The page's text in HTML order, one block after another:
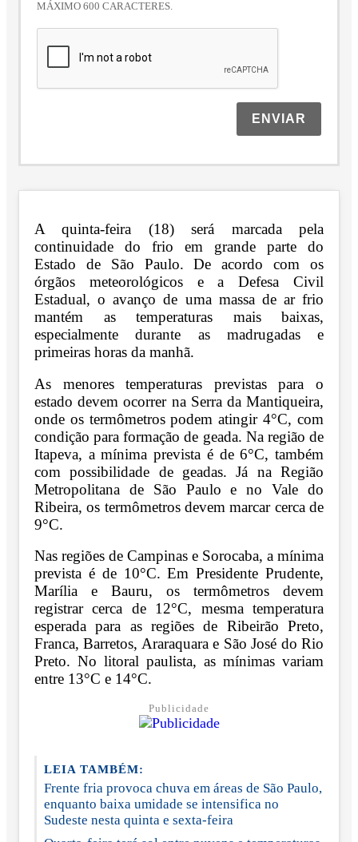
MÁXIMO 600 CARACTERES.
ENVIAR
A quinta-feira (18) será marcada pela
continuidade do frio em grande parte do
Estado de São Paulo. De acordo com os
órgãos meteorológicos e a Defesa Civil
Estadual, o avanço de uma massa de ar frio
mantém as temperaturas mais baixas,
especialmente durante as madrugadas e
primeiras horas da manhã.
As menores temperaturas previstas para o
estado devem ocorrer na Serra da Mantiqueira,
onde os termômetros podem atingir 4°C, com
condição para formação de geada. Na região de
Itapeva, a mínima prevista é de 6°C, também
com possibilidade de geadas. Já na Região
Metropolitana de São Paulo e no Vale do
Ribeira, os termômetros devem marcar cerca de
9°C.
Nas regiões de Campinas e Sorocaba, a mínima
prevista é de 10°C. Em Presidente Prudente,
Marília e Bauru, os termômetros devem
registrar cerca de 12°C, mesma temperatura
esperada para as regiões de Ribeirão Preto,
Franca, Barretos, Araraquara e São José do Rio
Preto. No litoral paulista, as mínimas variam
entre 13°C e 14°C.
Publicidade
LEIA TAMBÉM:
Frente fria provoca chuva em áreas de São Paulo,
enquanto baixa umidade se intensifica no
Sudeste nesta quinta e sexta-feira